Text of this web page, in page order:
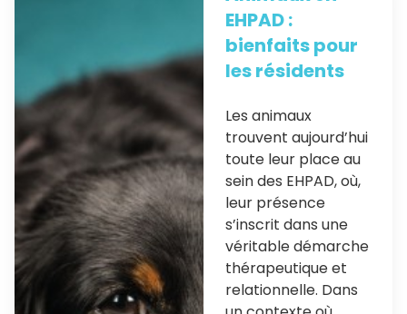
EHPAD :
bienfaits pour
les résidents
Les animaux
trouvent aujourd’hui
toute leur place au
sein des EHPAD, où,
leur présence
s’inscrit dans une
véritable démarche
thérapeutique et
relationnelle. Dans